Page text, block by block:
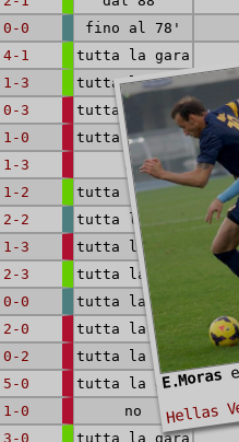
E.Moras
Hellas
0-0
fino al 78'
4-1
tutta la gara
1-3
tutta la gara
0-3
tutta la gara
1-0
tutta la gara
1-3
no
1-2
tutta la gara
2-2
tutta la gara
1-3
tutta la gara
2-3
tutta la gara
0-0
tutta la gara
2-0
tutta la gara
0-2
tutta la gara
5-0
tutta la gara
1-0
no
3-0
tutta la gara